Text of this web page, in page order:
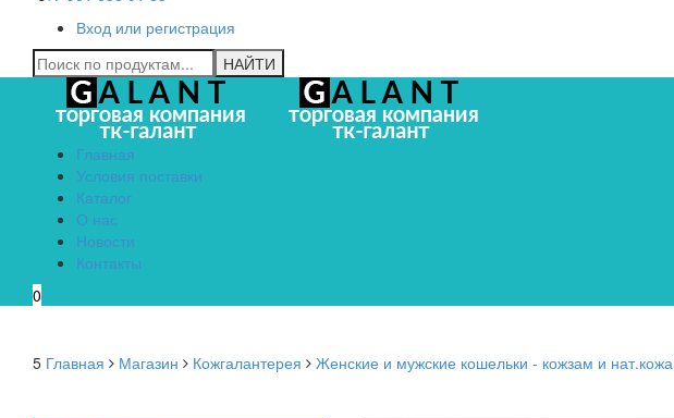
Вход или регистрация
Главная
Условия поставки
Каталог
О нас
Новости
Контакты
0
5 Главная Магазин Кожгалантерея Женские и мужские кошельки - кожзам и нат.кожа